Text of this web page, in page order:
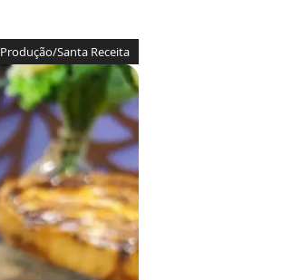
Produção/Santa Receita